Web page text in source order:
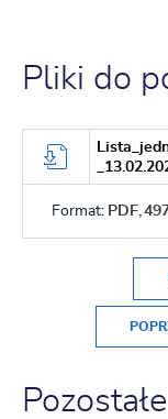
Pliki do
Format: PDF,
Pozostałe